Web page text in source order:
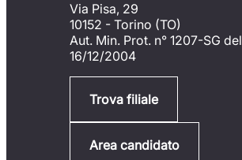
Via Pisa, 29
10152 - Torino (TO)
Aut. Min. Prot. n° 1207-SG del
16/12/2004
Trova filiale
Area candidato